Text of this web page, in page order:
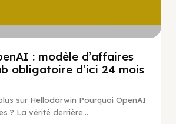
: modèle d’affaires
obligatoire d’ici 24 mois
sur Hellodarwin Pourquoi OpenAI
? La vérité derrière...